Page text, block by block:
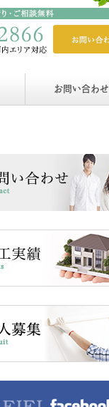
お問い合わせ